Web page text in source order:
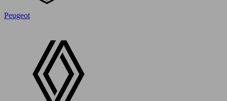
Peugeot